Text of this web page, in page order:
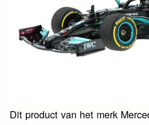
Dit product van het merk